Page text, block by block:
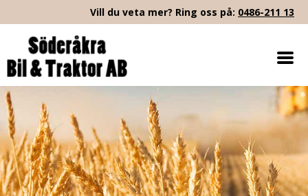
Vill du veta mer? Ring oss på: 0486-211 13